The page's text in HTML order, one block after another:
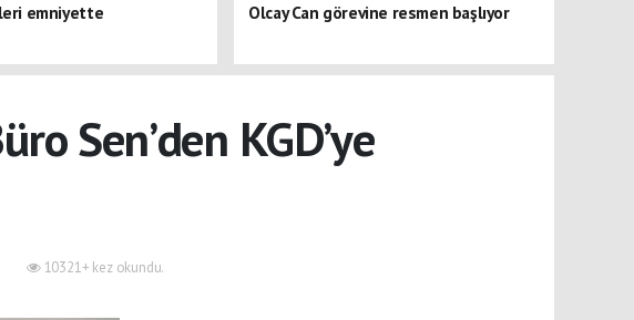
emniyette Olcay Can görevine resmen başlıyor
Sen’den KGD’ye
10321+ kez okundu.